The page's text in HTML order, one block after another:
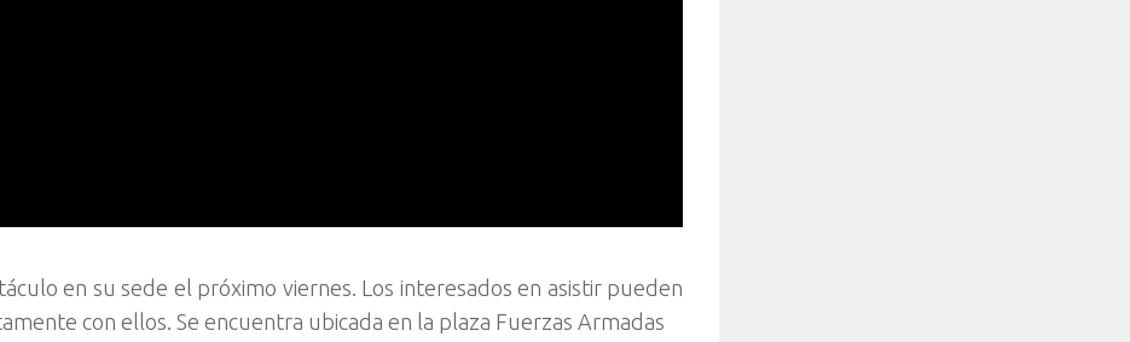
en su sede el próximo viernes. Los interesados en asistir pueden
con ellos. Se encuentra ubicada en la plaza Fuerzas Armadas